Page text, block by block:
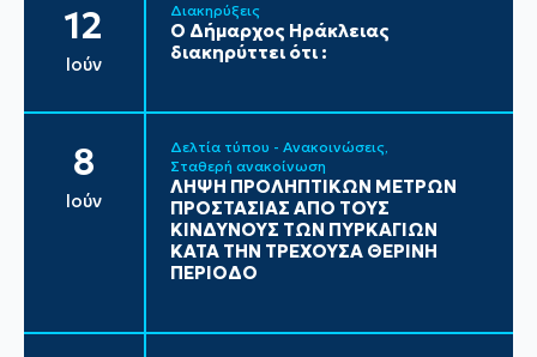
12
Ιούν
Διακηρύξεις
Ο Δήμαρχος Ηράκλειας
διακηρύττει ότι :
8
Ιούν
Δελτία τύπου - Ανακοινώσεις
Σταθερή ανακοίνωση
ΛΗΨΗ ΠΡΟΛΗΠΤΙΚΩΝ ΜΕΤΡΩΝ
ΠΡΟΣΤΑΣΙΑΣ ΑΠΟ ΤΟΥΣ
ΚΙΝΔΥΝΟΥΣ ΤΩΝ ΠΥΡΚΑΓΙΩΝ
ΚΑΤΑ ΤΗΝ ΤΡΕΧΟΥΣΑ ΘΕΡΙΝΗ
ΠΕΡΙΟΔΟ